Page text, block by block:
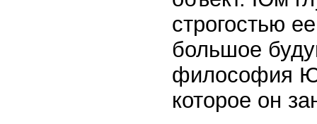
строгостью
большое
философия
которое он